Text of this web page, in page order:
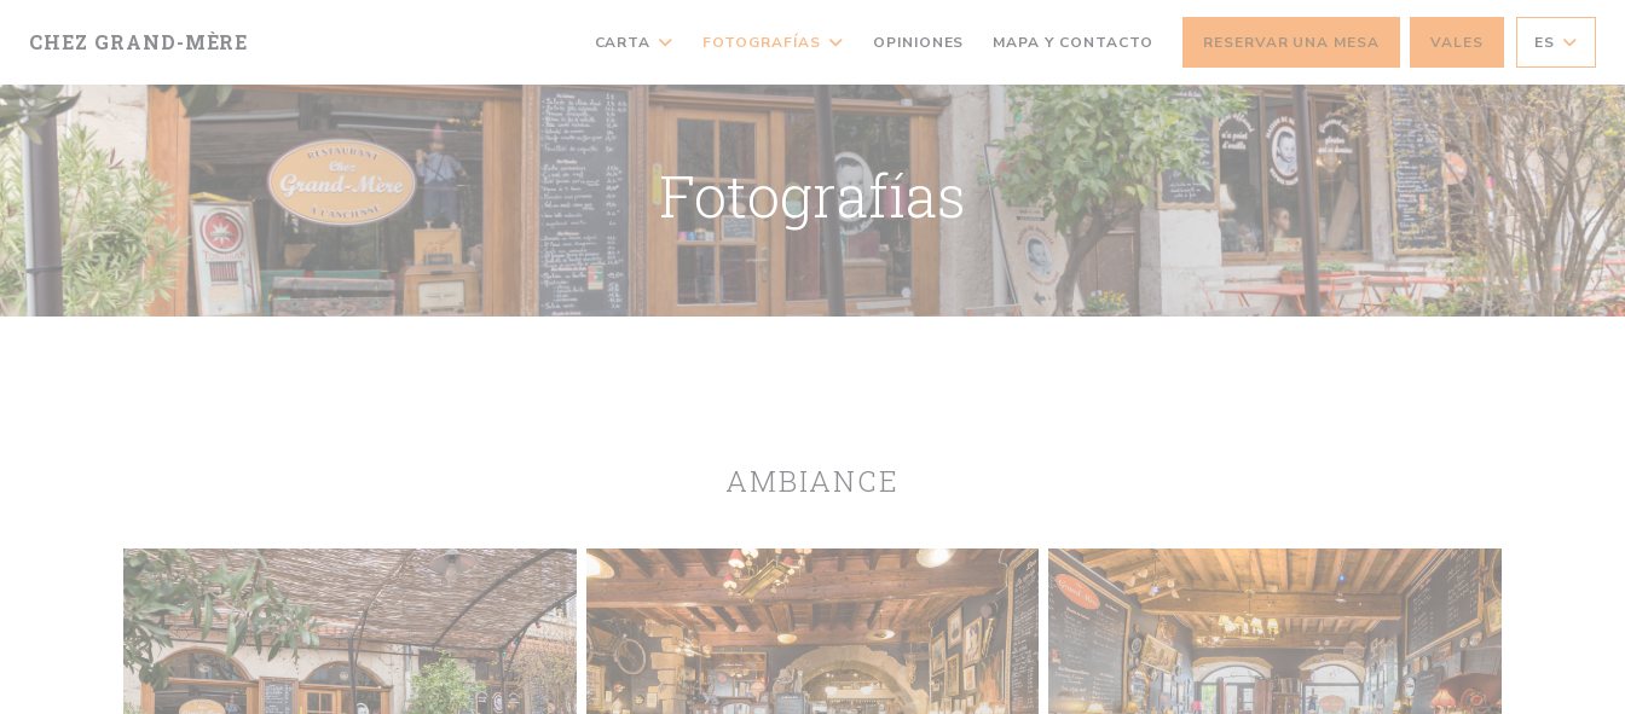
CHEZ GRAND-MÈRE CARTA FOTOGRAFÍAS OPINIONES MAPA Y CONTACTO RESERVAR UNA MESA VALES ES
Fotografías
AMBIANCE